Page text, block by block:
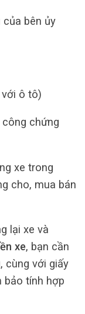
của bên ủy
với ô tô)
chứng
xe trong
cho, mua bán
lại xe và
xe, bạn cần
cùng với giấy
bảo tính hợp